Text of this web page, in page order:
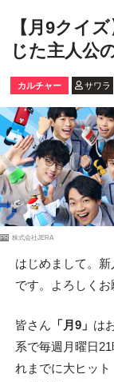
【月9クイ
じた主人公
カルチャー サワラ
PR 株式会社JERA
はじめまして。
です。よろしくお
皆さん 「月9」 は
系で毎週月曜日
れまでに大ヒッ